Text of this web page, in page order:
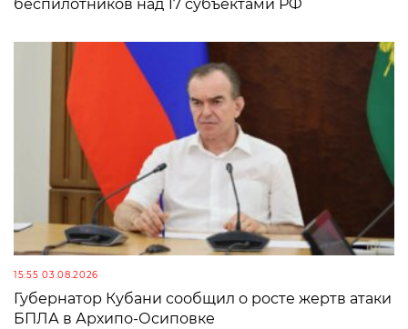
беспилотников над 17 субъектами РФ
15:55 03.08.2026
Губернатор Кубани сообщил о росте жертв атаки
БПЛА в Архипо-Осиповке